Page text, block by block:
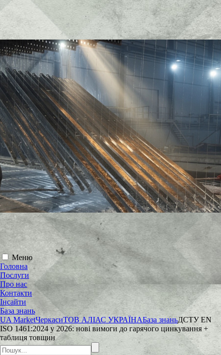
Меню
Головна
Послуги
Про нас
Контакти
Інсайти
База знань
UA MarketЧеркасиТОВ АЛІАС УКРАЇНАБаза знаньДСТУ EN
ISO 1461:2024 у 2026: нові вимоги до гарячого цинкування +
таблиця товщин